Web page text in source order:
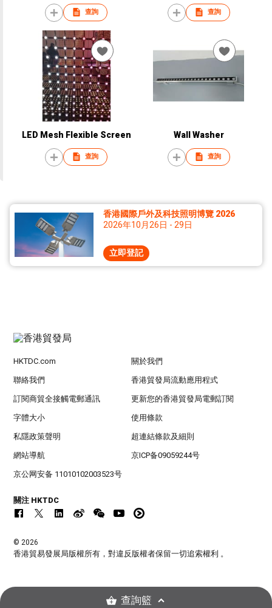
查詢 查詢
LED Mesh Flexible Screen
查詢
Wall Washer
查詢
香港國際戶外及科技照明博覽 2026
2026年10月26日 - 29日
立即登記
HKTDC.com 關於我們
聯絡我們 香港貿發局流動應用程式
訂閱商貿全接觸電郵通訊 更新您的香港貿發局電郵訂閱
字體大小 使用條款
私隱政策聲明 超連結條款及細則
網站導航 京ICP备09059244号
京公网安备 11010102003523号
關注 HKTDC
© 2026
香港貿易發展局版權所有，對違反版權者保留一切追索權利 。
查詢籃